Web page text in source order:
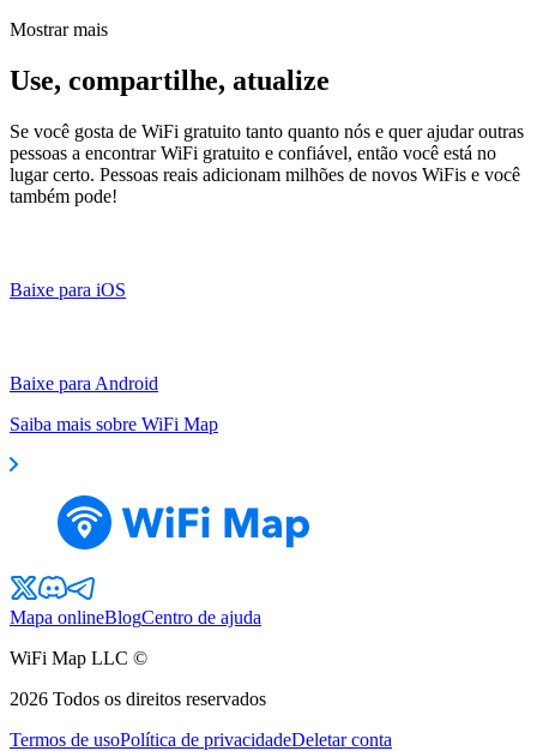
Mostrar mais
Use, compartilhe, atualize
Se você gosta de WiFi gratuito tanto quanto nós e quer ajudar outras
pessoas a encontrar WiFi gratuito e confiável, então você está no
lugar certo. Pessoas reais adicionam milhões de novos WiFis e você
também pode!
Baixe para iOS
Baixe para Android
Saiba mais sobre WiFi Map
Mapa onlineBlogCentro de ajuda
WiFi Map LLC ©
2026 Todos os direitos reservados
Termos de usoPolítica de privacidadeDeletar conta